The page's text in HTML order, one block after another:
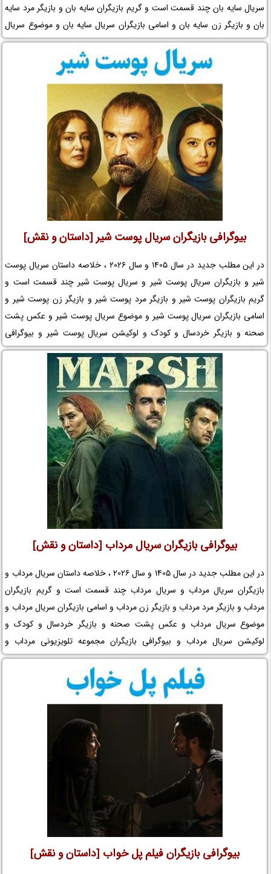
سریال سایه بان چند قسمت است و گریم بازیگران سایه بان و بازیگر مرد سایه
بان و بازیگر زن سایه بان و اسامی بازیگران سریال سایه بان و موضوع سریال
سایه بان و عکس پشت صحنه و بازیگر خردسال و کودک و لوکیشن سریال
سایه بان و بیوگرافی بازیگران مجموعه تلویزیونی سایه بان و فیلم سایه بان و
افتخارات سایه بان و جوایز سایه بان و عوامل سریال سایه بان را در نم نمک
بیوگرافی بازیگران سریال پوست شیر [داستان و نقش]
در این مطلب جدید در سال 1405 و سال 2026 ، خلاصه داستان سریال پوست
شیر و بازیگران سریال پوست شیر و سریال پوست شیر چند قسمت است و
گریم بازیگران پوست شیر و بازیگر مرد پوست شیر و بازیگر زن پوست شیر و
اسامی بازیگران سریال پوست شیر و موضوع سریال پوست شیر و عکس پشت
صحنه و بازیگر خردسال و کودک و لوکیشن سریال پوست شیر و بیوگرافی
بازیگران مجموعه تلویزیونی پوست شیر و کارگردان سریال پوست شیر و
افتخارات پوست شیر و جوایز پوست شیر و عوامل سریال پوست شیر را در نم
بیوگرافی بازیگران سریال مرداب [داستان و نقش]
در این مطلب جدید در سال 1405 و سال 2026 ، خلاصه داستان سریال مرداب و
بازیگران سریال مرداب و سریال مرداب چند قسمت است و گریم بازیگران
مرداب و بازیگر مرد مرداب و بازیگر زن مرداب و اسامی بازیگران سریال مرداب و
موضوع سریال مرداب و عکس پشت صحنه و بازیگر خردسال و کودک و
لوکیشن سریال مرداب و بیوگرافی بازیگران مجموعه تلویزیونی مرداب و
کارگردان سریال مرداب و افتخارات مرداب و جوایز مرداب و عوامل سریال مرداب
را در نم نمک ببینید.
بیوگرافی بازیگران فیلم پل خواب [داستان و نقش]